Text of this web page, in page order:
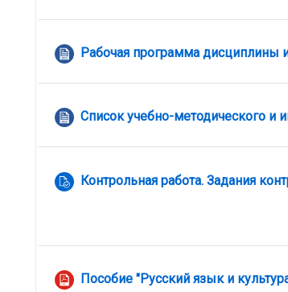
Рабочая программа дисциплины
Список учебно-методического и
Контрольная работа. Задания
Пособие "Русский язык и